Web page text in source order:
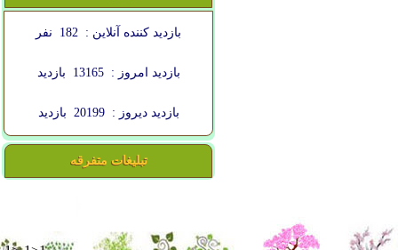
بازدید کننده آنلاین : 182 نفر
بازدید امروز : 13165 بازدید
بازدید دیروز : 20199 بازدید
تبلیغات متفرقه